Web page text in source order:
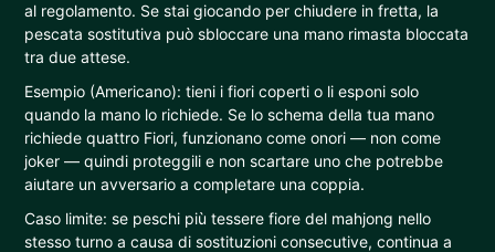
al regolamento. Se stai giocando per chiudere in fretta, la
pescata sostitutiva può sbloccare una mano rimasta bloccata
tra due attese.
Esempio (Americano): tieni i fiori coperti o li esponi solo
quando la mano lo richiede. Se lo schema della tua mano
richiede quattro Fiori, funzionano come onori — non come
joker — quindi proteggili e non scartare uno che potrebbe
aiutare un avversario a completare una coppia.
Caso limite: se peschi più tessere fiore del mahjong nello
stesso turno a causa di sostituzioni consecutive, continua a